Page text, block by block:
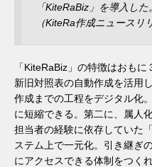
「KiteRaBiz」を導入した。
（KiteRa作成ニュース
「KiteRaBiz」の特徴はおも
新旧対照表の自動作成を活用
作成までの工程をデジタル化
に短縮できる。第二に、属人
担当者の経験に依存していた
ステム上で一元化。引き継ぎ
にアクセスできる体制をつくれ